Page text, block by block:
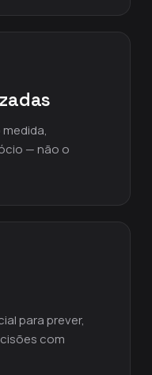
— não o
para prever,
com